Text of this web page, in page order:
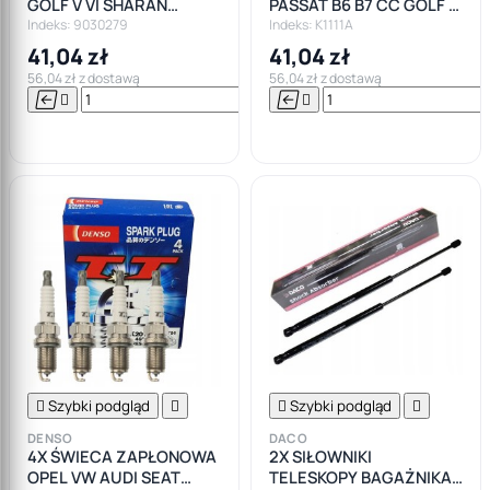
GOLF V VI SHARAN
TOURAN JETTA
Indeks: 9030279
41,04 zł
56,04 zł z dostawą
  

PASSAT B6 B7 CC GOLF 5
6 WĘGLOWY
Indeks: K1111A
41,04 zł
56,04 zł z dostawą
 
 Szybki podgląd 
DENSO
4X ŚWIECA ZAPŁONOWA
OPEL VW AUDI SEAT
 Szybki podgląd 
DACO
2X SIŁOWNIKI
TELESKOPY BAGAŻNIKA